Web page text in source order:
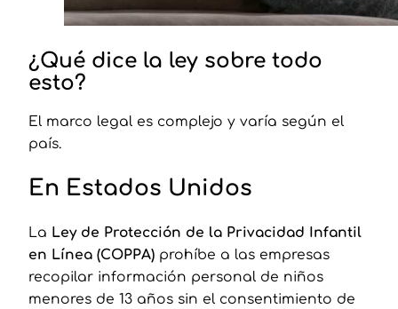
¿Qué dice la ley sobre todo
esto?
El marco legal es complejo y varía según el
país.
En Estados Unidos
La Ley de Protección de la Privacidad Infantil
en Línea (COPPA)prohíbe a las empresas
recopilar información personal de niños
menores de 13 años sin el consentimiento de